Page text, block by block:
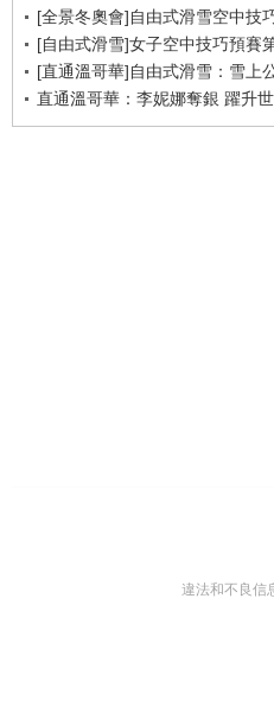
[全景冬奧會]自由式滑雪空中技
[自由式滑雪]女子空中技巧預賽
[直通溫哥華]自由式滑雪：雪上
直通溫哥華：李妮娜奪銀 躍升
違法和不良信